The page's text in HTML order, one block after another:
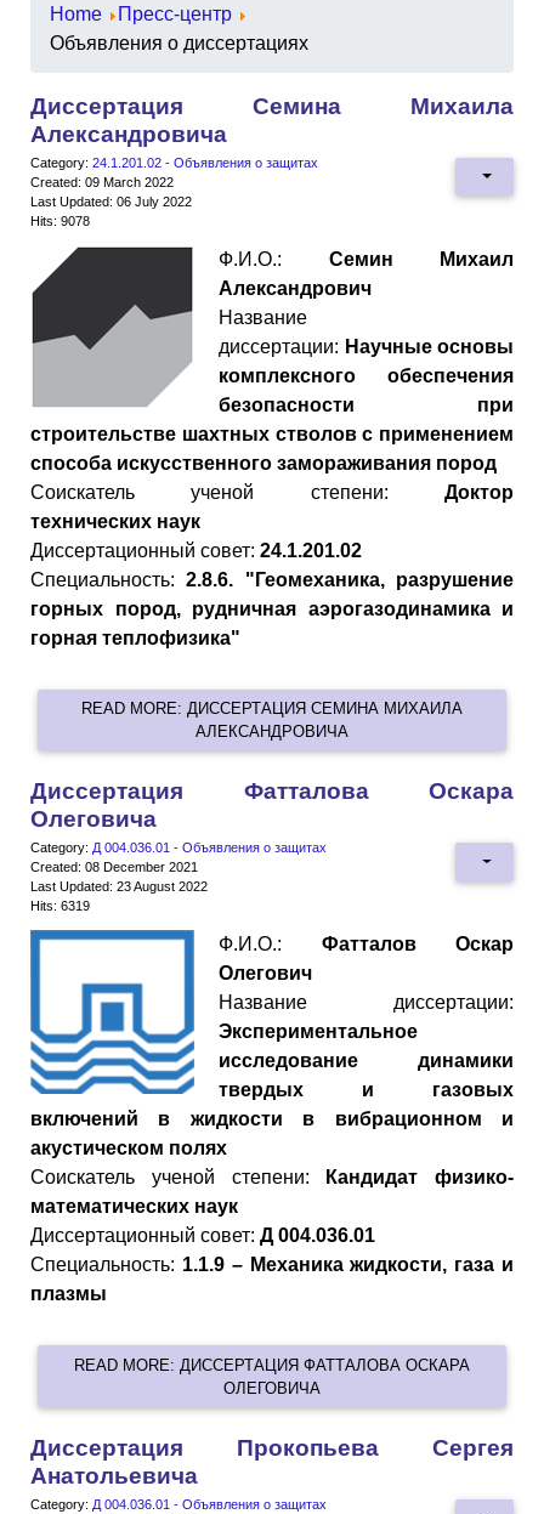
Home
Пресс-центр
Объявления о диссертациях
Диссертация Семина Михаила
Александровича
Category: 24.1.201.02 - Объявления о защитах
Created: 09 March 2022
Last Updated: 06 July 2022
Hits: 9078
Ф.И.О.: Семин Михаил
Александрович
Название
диссертации: Научные основы
комплексного обеспечения
безопасности при
строительстве шахтных стволов с применением
способа искусственного замораживания пород
Cоискатель ученой степени: Доктор
технических наук
Диссертационный совет: 24.1.201.02
Специальность:2.8.6. "Геомеханика, разрушение
горных пород, рудничная аэрогазодинамика и
горная теплофизика"
READ MORE: ДИССЕРТАЦИЯ СЕМИНА МИХАИЛА
АЛЕКСАНДРОВИЧА
Диссертация Фатталова Оскара
Олеговича
Category: Д 004.036.01 - Объявления о защитах
Created: 08 December 2021
Last Updated: 23 August 2022
Hits: 6319
Ф.И.О.: Фатталов Оскар
Олегович
Название диссертации:
Экспериментальное
исследование динамики
твердых и газовых
включений в жидкости в вибрационном и
акустическом полях
Cоискатель ученой степени:
Кандидат физико-
математических наук
Диссертационный совет: Д 004.036.01
Специальность: 1.1.9 – Механика жидкости, газа и
плазмы
READ MORE: ДИССЕРТАЦИЯ ФАТТАЛОВА ОСКАРА
ОЛЕГОВИЧА
Диссертация Прокопьева Сергея
Анатольевича
Category: Д 004.036.01 - Объявления о защитах